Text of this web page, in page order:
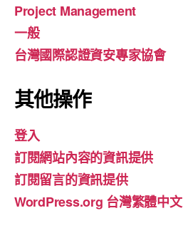
Project Management
一般
台灣國際認證資安專家協會
其他操作
登入
訂閱網站內容的資訊提供
訂閱留言的資訊提供
WordPress.org 台灣繁體中文